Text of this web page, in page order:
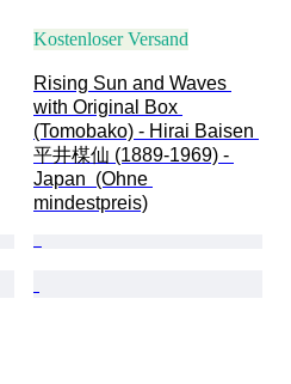
Kostenloser Versand
Rising Sun and Waves
with Original Box
(Tomobako) - Hirai Baisen
平井楳仙 (1889-1969) -
Japan  (Ohne
mindestpreis)